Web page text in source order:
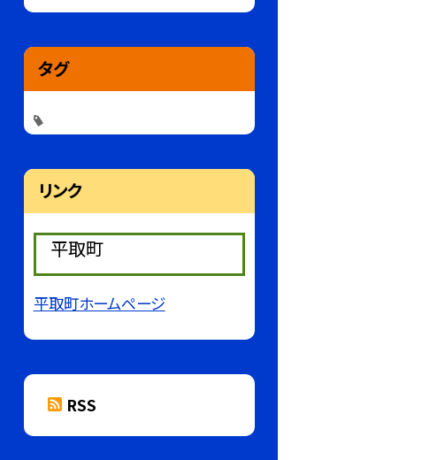
タグ
リンク
平取町
平取町ホームページ
RSS